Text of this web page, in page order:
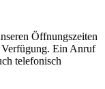
Öffnungszeiten
Verfügung. Ein Anruf
telefonisch